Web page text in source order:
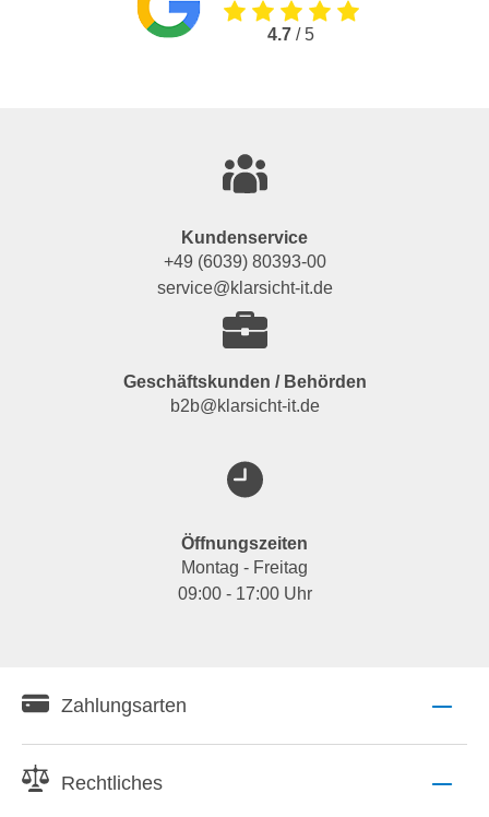
4.7 / 5
Kundenservice
+49 (6039) 80393-00
service@klarsicht-it.de
Geschäftskunden / Behörden
b2b@klarsicht-it.de
Öffnungszeiten
Montag - Freitag
09:00 - 17:00 Uhr
Zahlungsarten
Rechtliches